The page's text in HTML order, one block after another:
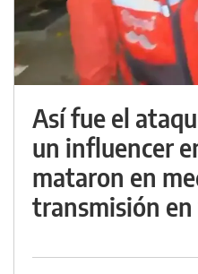
Así fue el
un influencer
mataron en
transmisión